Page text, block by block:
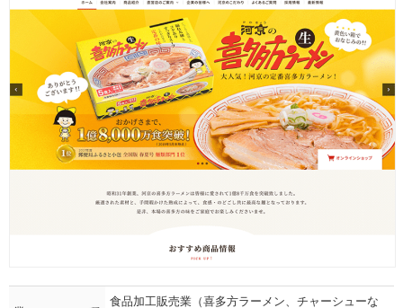
食品加工販売業（喜多方ラーメン、チャーシューな